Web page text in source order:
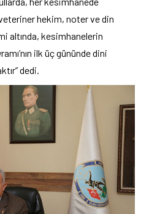
hekim, noter ve din
altında, kesimhanelerin
ilk üç gününde dini
dedi.